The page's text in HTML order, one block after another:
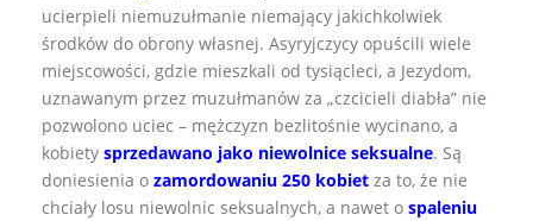
ucierpieli niemuzułmanie niemający jakichkolwiek
środków do obrony własnej. Asyryjczycy opuścili wiele
miejscowości, gdzie mieszkali od tysiącleci, a Jezydom,
uznawanym przez muzułmanów za „czcicieli diabła” nie
pozwolono uciec – mężczyzn bezlitośnie wycinano, a
kobiety sprzedawano jako niewolnice seksualne. Są
doniesienia o zamordowaniu 250 kobiet za to, że nie
chciały losu niewolnic seksualnych, a nawet o spaleniu